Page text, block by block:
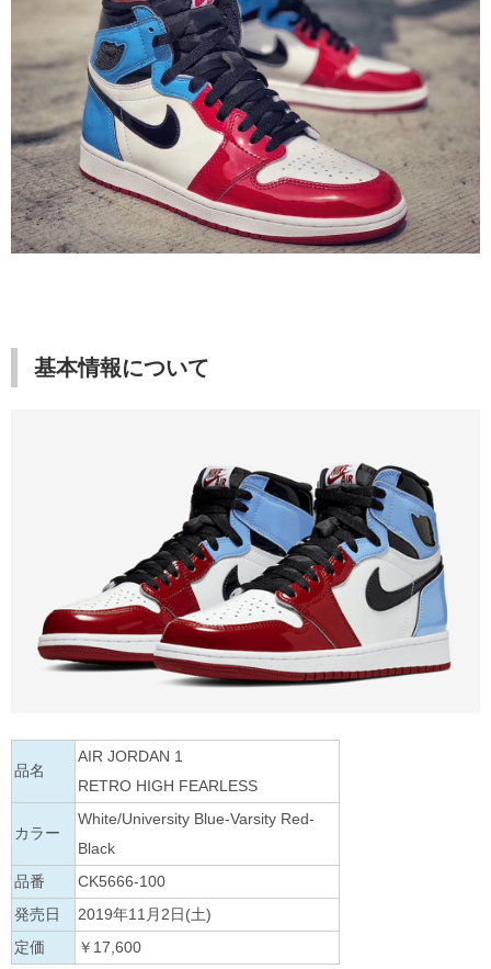
基本情報について
品名
AIR JORDAN 1
RETRO HIGH FEARLESS
カラー
White/University Blue-Varsity Red-
Black
品番
CK5666-100
発売日
2019年11月2日(土)
定価
￥17,600